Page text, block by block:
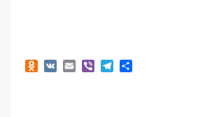
Odnoklassniki
VKEmailViberTelegram
Отправить